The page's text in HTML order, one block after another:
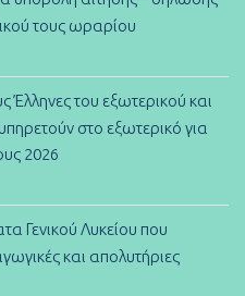
τους ωραρίου
Έλληνες του εξωτερικού και
στο εξωτερικό για
2026
Γενικού Λυκείου που
και απολυτήριες